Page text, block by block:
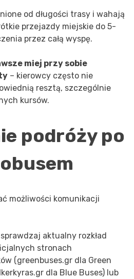
od długości trasy i wahają
przejazdy miejskie do 5-
przez całą wyspę.
miej przy sobie
– kierowcy często nie
resztą, szczególnie
kursów.
podróży po
możliwości komunikacji
aktualny rozkład
stronach
(greenbuses.gr dla Green
dla Blue Buses) lub